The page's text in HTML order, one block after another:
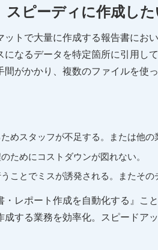
ピーディに作成し
トで大量に作成する報告書に
なるデータを特定箇所に引用
がかかり、複数のファイルを使
めスタッフが不足する。または他の
ためにコストダウンが図れない。
ことでミスが誘発される。またその
レポート作成を自動化する』
する業務を効率化。スピードア